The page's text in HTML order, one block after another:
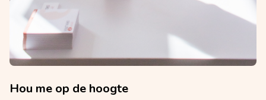
Hou me op de hoogte